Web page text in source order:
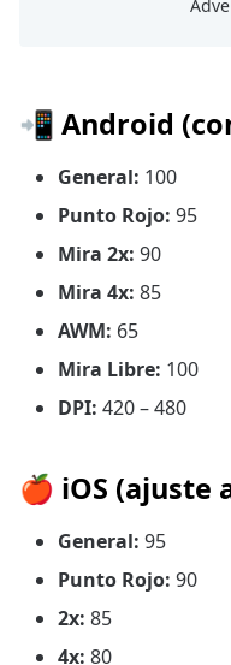
📲 Android
General: 100
Punto Rojo: 95
Mira 2x: 90
Mira 4x: 85
AWM: 65
Mira Libre: 100
DPI: 420 – 480
🍎 iOS (ajuste
General: 95
Punto Rojo: 90
2x: 85
4x: 80